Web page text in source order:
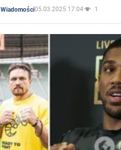
Wiadomości05.03.2025 17:04 1